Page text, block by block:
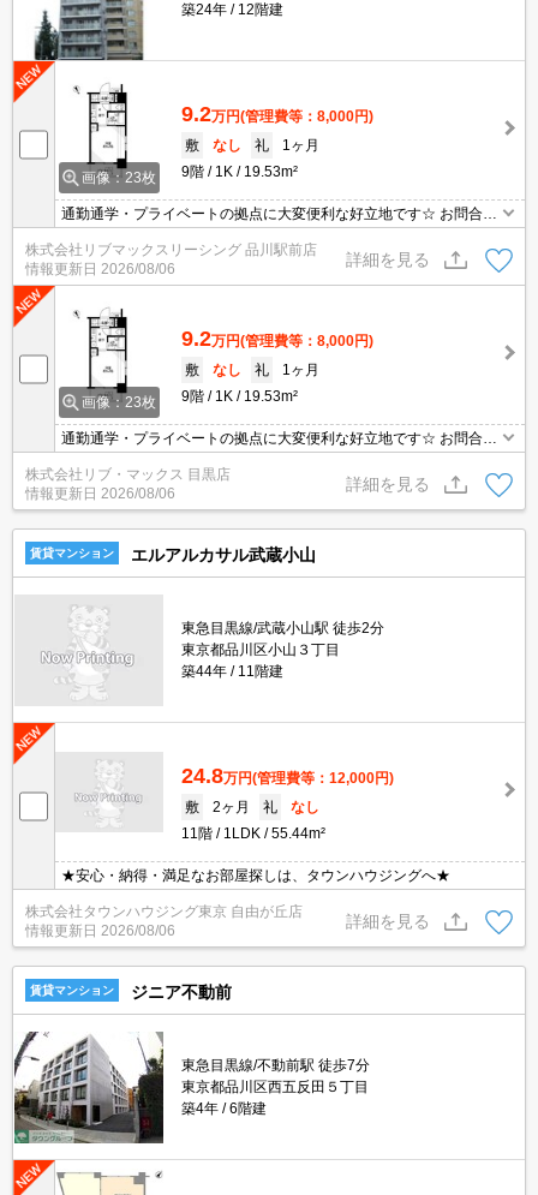
築24年
12階建
画像：23枚
9.2万円(管理費等：8,000円)
敷
なし 礼
1ヶ月
9階
1K 19.53m²
通勤通学・プライベートの拠点に大変便利な好立地です☆ お問合せ
物件のほかにもネット非掲載や空き予定など豊富な物件からご紹介
いたします。お気軽にお問い合わせください☆
株式会社リブマックスリーシング 品川駅前店
情報更新日 2026/08/06
詳細を見る
画像：23枚
9.2万円(管理費等：8,000円)
敷
なし 礼
1ヶ月
9階
1K 19.53m²
通勤通学・プライベートの拠点に大変便利な好立地です☆ お問合せ
物件のほかにもネット非掲載や空き予定など豊富な物件からご紹介
いたします。お気軽にお問い合わせください☆
株式会社リブ・マックス 目黒店
情報更新日 2026/08/06
詳細を見る
賃貸マンション エルアルカサル武蔵小山
東急目黒線/武蔵小山駅 徒歩2分
東京都品川区小山３丁目
築44年
11階建
24.8万円(管理費等：12,000円)
敷
2ヶ月 礼
なし
11階
1LDK 55.44m²
★安心・納得・満足なお部屋探しは、タウンハウジングへ★
株式会社タウンハウジング東京 自由が丘店
情報更新日 2026/08/06
詳細を見る
賃貸マンション ジニア不動前
東急目黒線/不動前駅 徒歩7分
東京都品川区西五反田５丁目
築4年
6階建